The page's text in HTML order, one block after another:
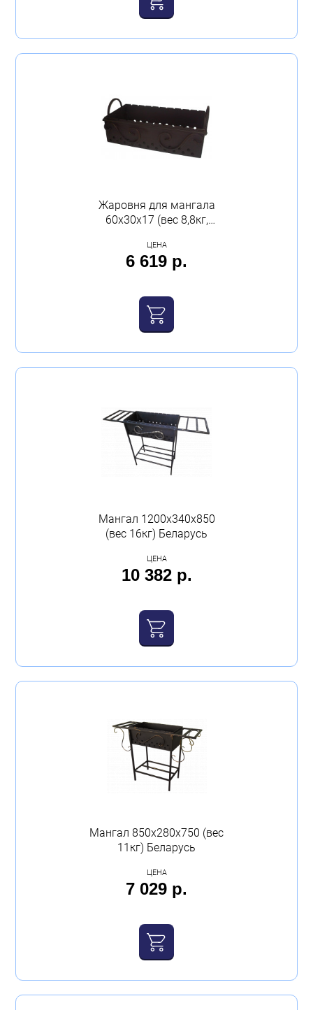
Жаровня для мангала
60х30х17 (вес 8,8кг,
ЦЕНА
6 619 р.
Мангал 1200х340х850
(вес 16кг) Беларусь
ЦЕНА
10 382 р.
Мангал 850х280х750 (вес
11кг) Беларусь
ЦЕНА
7 029 р.